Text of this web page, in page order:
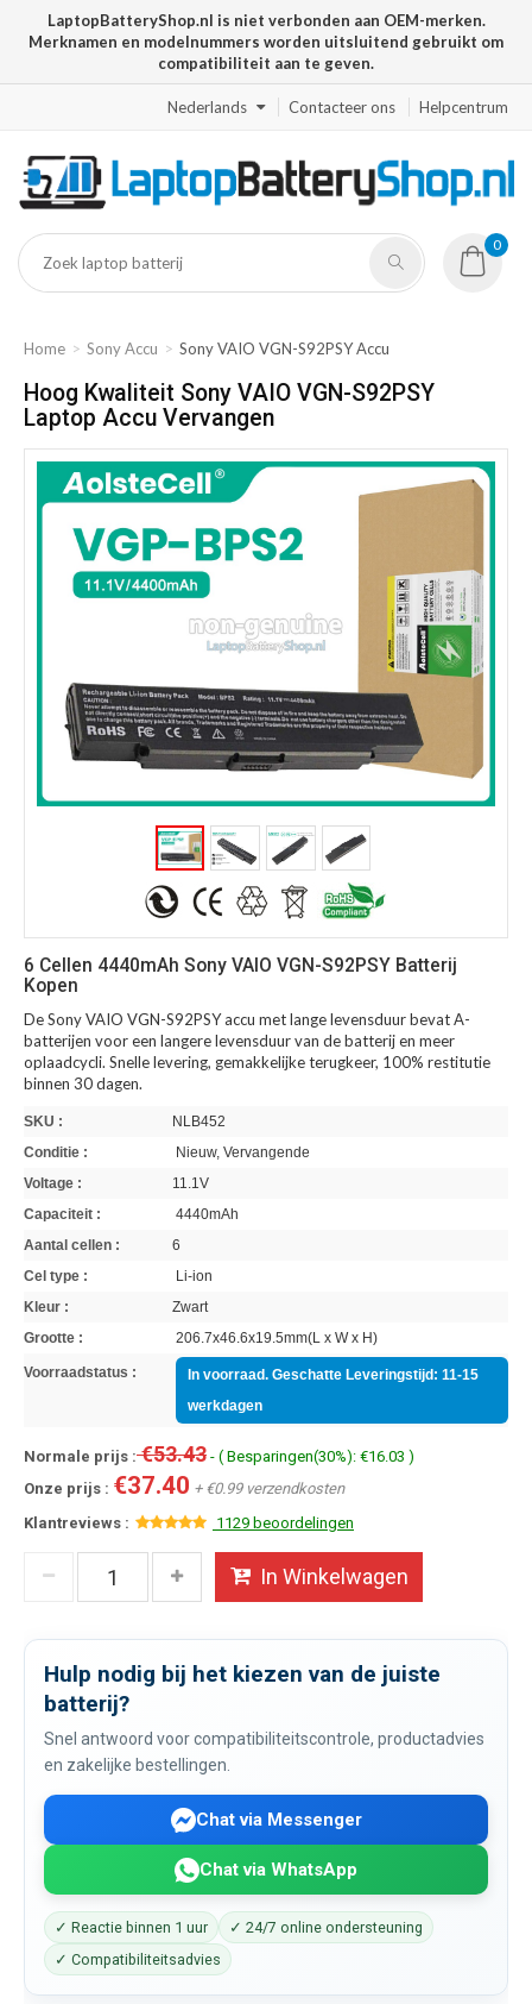
LaptopBatteryShop.nl is niet verbonden aan OEM-merken.
Merknamen en modelnummers worden uitsluitend gebruikt om
compatibiliteit aan te geven.
Nederlands Contacteer ons Helpcentrum
0
Home Sony Accu Sony VAIO VGN-S92PSY Accu
Hoog Kwaliteit Sony VAIO VGN-S92PSY
Laptop Accu Vervangen
6 Cellen 4440mAh Sony VAIO VGN-S92PSY Batterij
Kopen
De Sony VAIO VGN-S92PSY accu met lange levensduur bevat A-
batterijen voor een langere levensduur van de batterij en meer
oplaadcycli. Snelle levering, gemakkelijke terugkeer, 100% restitutie
binnen 30 dagen.
SKU :
NLB452
Conditie :
Nieuw, Vervangende
Voltage :
11.1V
Capaciteit :
4440mAh
Aantal cellen :
6
Cel type :
Li-ion
Kleur :
Zwart
Grootte :
206.7x46.6x19.5mm(L x W x H)
Voorraadstatus :
In voorraad. Geschatte Leveringstijd: 11-15
werkdagen
Normale prijs :€53.43 - ( Besparingen(30%): €16.03 )
Onze prijs : €37.40 + €0.99 verzendkosten
Klantreviews :
1129 beoordelingen
In Winkelwagen
Hulp nodig bij het kiezen van de juiste
batterij?
Snel antwoord voor compatibiliteitscontrole, productadvies
en zakelijke bestellingen.
Chat via Messenger
Chat via WhatsApp
✓ Reactie binnen 1 uur
✓ 24/7 online ondersteuning
✓ Compatibiliteitsadvies